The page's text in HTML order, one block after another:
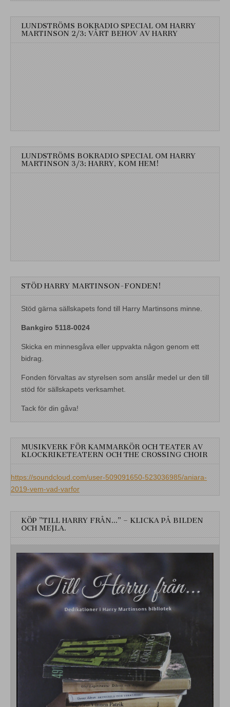
LUNDSTRÖMS BOKRADIO SPECIAL OM HARRY
MARTINSON 2/3: VÅRT BEHOV AV HARRY
LUNDSTRÖMS BOKRADIO SPECIAL OM HARRY
MARTINSON 3/3: HARRY, KOM HEM!
STÖD HARRY MARTINSON-FONDEN!
Stöd gärna sällskapets fond till Harry Martinsons minne.
Bankgiro 5118-0024
Skicka en minnesgåva eller uppvakta någon genom ett
bidrag.
Fonden förvaltas av styrelsen som anslår medel ur den till
stöd för sällskapets verksamhet.
Tack för din gåva!
MUSIKVERK FÖR KAMMARKÖR OCH TEATER AV
KLOCKRIKETEATERN OCH THE CROSSING CHOIR
https://soundcloud.com/user-509091650-523036985/aniara-
2019-vem-vad-varfor
KÖP ”TILL HARRY FRÅN…” – KLICKA PÅ BILDEN
OCH MEJLA.